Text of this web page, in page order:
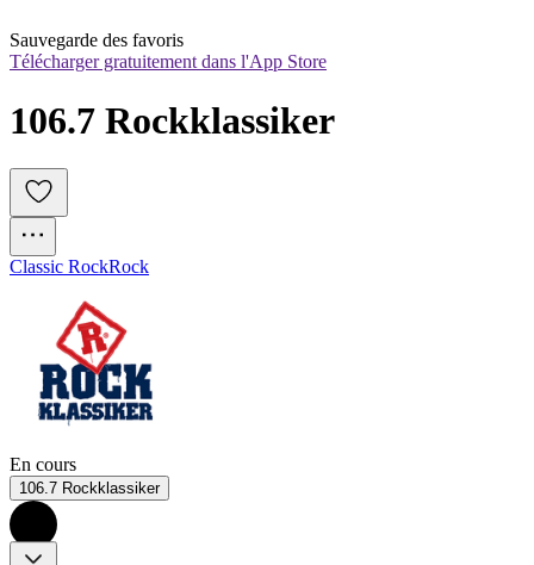
Sauvegarde des favoris
Télécharger gratuitement dans l'App Store
106.7 Rockklassiker
Classic RockRock
En cours
106.7 Rockklassiker